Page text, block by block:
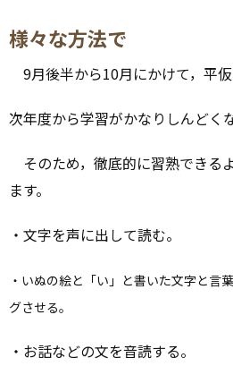
様々な方法で
9月後半から10月にかけて，平仮
次年度から学習がかなりしんどく
そのため，徹底的に習熟できる
ます。
・文字を声に出して読む。
・いぬの絵と「い」と書いた文字と言
グさせる。
・お話などの文を音読する。